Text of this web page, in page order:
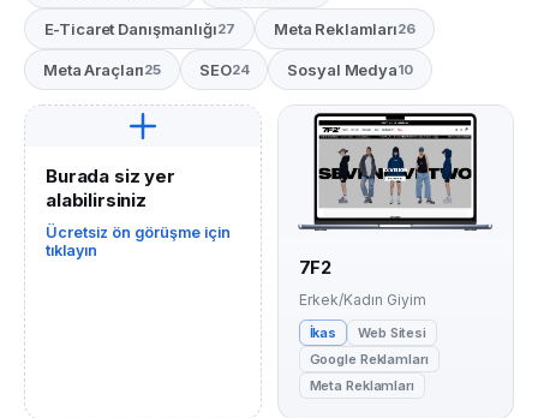
E-Ticaret Danışmanlığı27 Meta Reklamları26
Meta Araçları25 SEO24 Sosyal Medya10
Burada siz yer
alabilirsiniz
Ücretsiz ön görüşme için
tıklayın
7F2
Erkek/Kadın Giyim
İkas
Web Sitesi
Google Reklamları
Meta Reklamları